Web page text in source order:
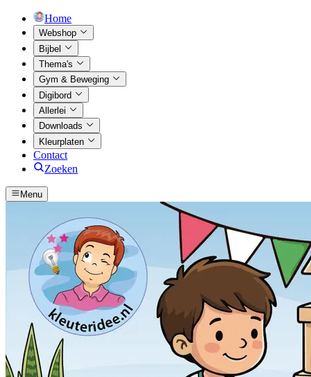
Home
Webshop
Bijbel
Thema's
Gym & Beweging
Digibord
Allerlei
Downloads
Kleurplaten
Contact
Zoeken
Menu